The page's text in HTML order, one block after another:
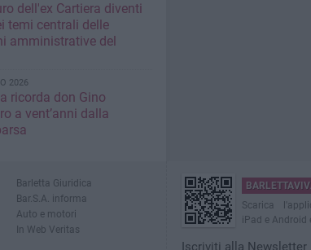
dell'ex Cartiera diventi
temi centrali delle
amministrative del
2026
ricorda don Gino
a vent’anni dalla
Barletta Giuridica
Bar.S.A. informa
Auto e motori
In Web Veritas
Scarica
iPad e Android
Iscriviti alla Newsletter